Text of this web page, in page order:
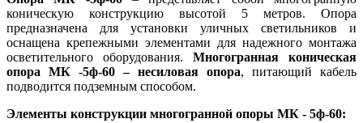
коническую конструкцию высотой 5 метров. Опора
предназначена для установки уличных светильников и
оснащена крепежными элементами для надежного монтажа
осветительного оборудования. Многогранная коническая
опора МК -5ф-60 – несиловая опора, питающий кабель
подводится подземным способом.
Элементы конструкции многогранной опоры МК - 5ф-60: